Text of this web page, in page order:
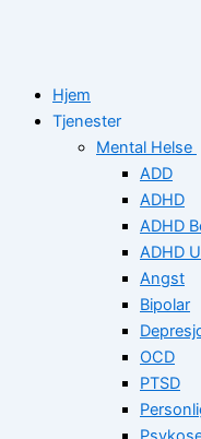
Hjem
Tjenester
Mental Helse
ADD
ADHD
ADHD
ADHD
Angst
Bipolar
OCD
PTSD